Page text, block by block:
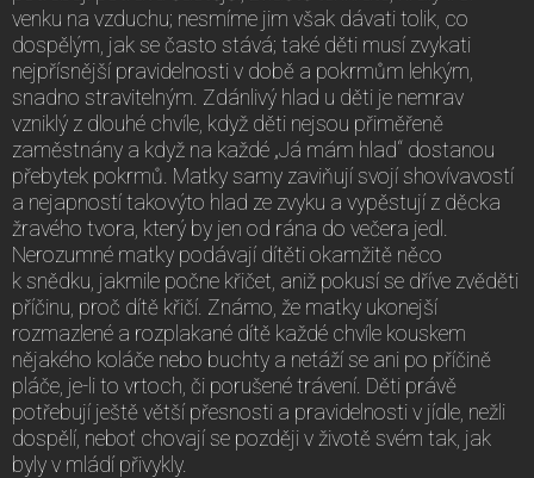
venku na vzduchu; nesmíme jim však dávati tolik, co
dospělým, jak se často stává; také děti musí zvykati
nejpřísnější pravidelnosti v době a pokrmům lehkým,
snadno stravitelným. Zdánlivý hlad u děti je nemrav
vzniklý z dlouhé chvíle, když děti nejsou přiměřeně
zaměstnány a když na každé „Já mám hlad“ dostanou
přebytek pokrmů. Matky samy zaviňují svojí shovívavostí
a nejapností takovýto hlad ze zvyku a vypěstují z děcka
žravého tvora, který by jen od rána do večera jedl.
Nerozumné matky podávají dítěti okamžitě něco
k snědku, jakmile počne křičet, aniž pokusí se dříve zvěděti
příčinu, proč dítě křičí. Známo, že matky ukonejší
rozmazlené a rozplakané dítě každé chvíle kouskem
nějakého koláče nebo buchty a netáží se ani po příčině
pláče, je-li to vrtoch, či porušené trávení. Děti právě
potřebují ještě větší přesnosti a pravidelnosti v jídle, nežli
dospělí, neboť chovají se později v životě svém tak, jak
byly v mládí přivykly.